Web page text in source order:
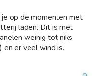
op de momenten met
laden. Dit is met
weinig tot niks
en er veel wind is.